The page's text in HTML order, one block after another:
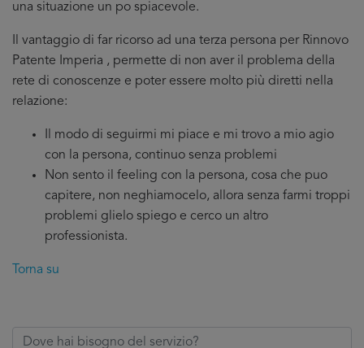
una situazione un po spiacevole.
Il vantaggio di far ricorso ad una terza persona per Rinnovo
Patente Imperia , permette di non aver il problema della
rete di conoscenze e poter essere molto più diretti nella
relazione:
Il modo di seguirmi mi piace e mi trovo a mio agio
con la persona, continuo senza problemi
Non sento il feeling con la persona, cosa che puo
capitere, non neghiamocelo, allora senza farmi troppi
problemi glielo spiego e cerco un altro
professionista.
Torna su